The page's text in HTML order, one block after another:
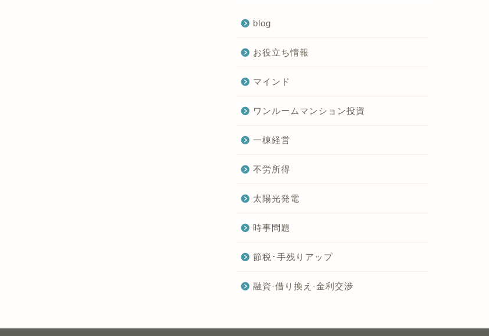
blog
お役立ち情報
マインド
ワンルームマンション投資
一棟経営
不労所得
太陽光発電
時事問題
節税･手残りアップ
融資·借り換え·金利交渉